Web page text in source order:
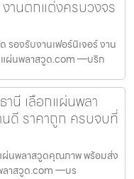
านตกแต่งครบวงจร
องรับงานเฟอร์นิเจอร์ งาน
แผ่นพลาสวูด.com —บริก
านี เลือกแผ่นพลา
ดี ราคาถูก ครบจบที่
ผ่นพลาสวูดคุณภาพ พร้อมส่ง
ลาสวูด.com —บร